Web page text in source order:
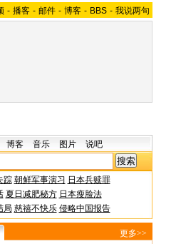
- 播客 - 邮件 - 博客 - BBS - 我说两句
博客 音乐 图片 说吧
踪 朝鲜军事演习 日本兵赎罪
夏日减肥秘方 日本瘦脸法
局 慈禧不快乐 侵略中国报告
更多>>